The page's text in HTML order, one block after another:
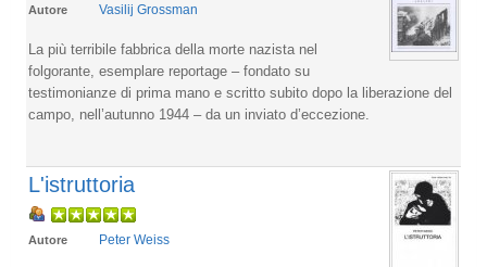
Autore Vasilij Grossman
La più terribile fabbrica della morte nazista nel
folgorante, esemplare reportage – fondato su
testimonianze di prima mano e scritto subito dopo la liberazione del
campo, nell’autunno 1944 – da un inviato d’eccezione.
L'istruttoria
Autore Peter Weiss